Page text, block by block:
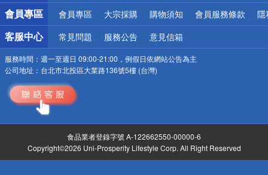
會員專區 會員專區 大宗採購 購物須知 會員服務條款 隱
客服中心 常見問題 服務公告 意見信箱
服務時間： 週一至週日 09:00-21:00，例假日依網站公告為主
公司地址： 台北市北投區大業路136號5樓 (台灣)
食品業者登錄字號 A-122662550-00000-6
Copyright©2026 Uni-Prosperity Lifestyle Corp. All Right Reserved